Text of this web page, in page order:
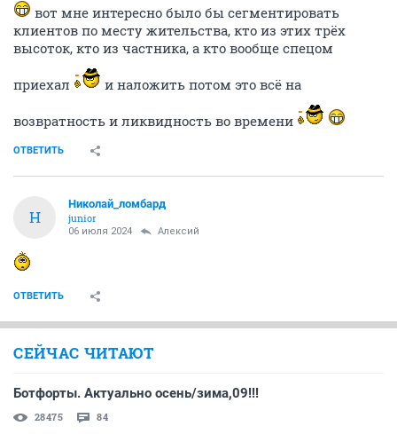
вот мне интересно было бы сегментировать
клиентов по месту жительства, кто из этих трёх
высоток, кто из частника, а кто вообще спецом
приехал и наложить потом это всё на
возвратность и ликвидность во времени
ОТВЕТИТЬ
Н
Николай_ломбард
junior
06 июля 2024 Алексий
ОТВЕТИТЬ
СЕЙЧАС ЧИТАЮТ
Ботфорты. Актуально осень/зима,09!!!
28475 84